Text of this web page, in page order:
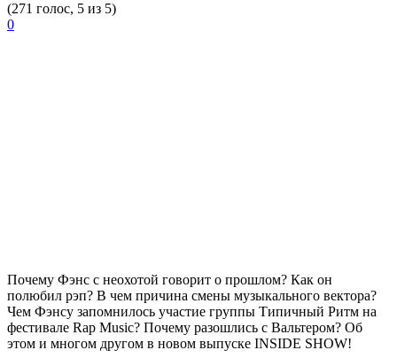
(271 голос, 5 из 5)
0
Почему Фэнс с неохотой говорит о прошлом? Как он
полюбил рэп? В чем причина смены музыкального вектора?
Чем Фэнсу запомнилось участие группы Типичный Ритм на
фестивале Rap Music? Почему разошлись с Вальтером? Об
этом и многом другом в новом выпуске INSIDE SHOW!